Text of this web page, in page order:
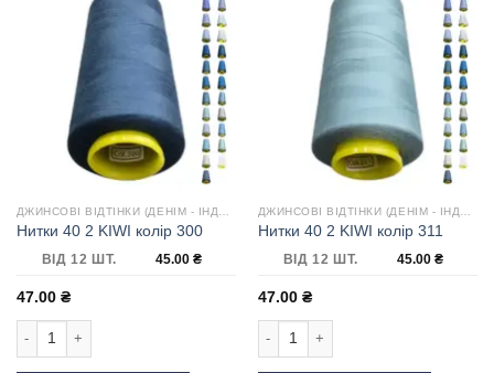
Нитки 40 2 KIWI колір 300
ВІД 12 ШТ. 45.00 ₴
47.00 ₴
Нитки 40 2 KIWI колір 311
ВІД 12 ШТ. 45.00 ₴
47.00 ₴